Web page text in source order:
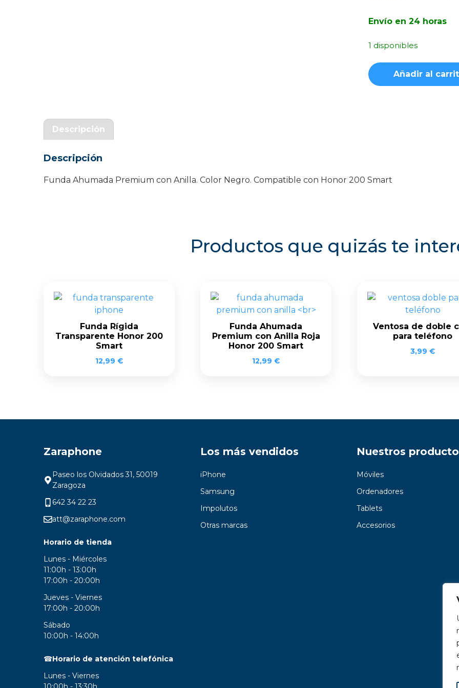
Envío en 24 horas
1 disponibles
Funda
Ahumada
cantidad
Añadir al
Descripción
Descripción
Funda Ahumada Premium con Anilla. Color Negro. Compatible con Honor 200 Smart
Productos que quizás te
Funda Rígida
Transparente Honor 200
Smart
12,99 €
Funda Ahumada
Premium con Anilla Roja
Honor 200 Smart
12,99 €
Ventosa de doble
para teléfono
3,99 €
Zaraphone
Paseo los Olvidados 31, 50019
Zaragoza
642 34 22 23
att@zaraphone.com
Horario de tienda
Lunes - Miércoles
11:00h - 13:00h
17:00h - 20:00h
Jueves - Viernes
17:00h - 20:00h
Sábado
10:00h - 14:00h
☎Horario de atención telefónica
Lunes - Viernes
Los más vendidos
iPhone
Samsung
Impolutos
Otras marcas
Nuestros
Móviles
Ordenadores
Tablets
Accesorios